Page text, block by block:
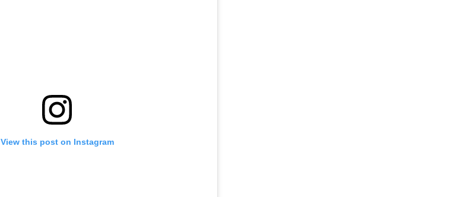
View this post on Instagram